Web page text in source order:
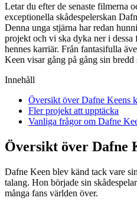
Letar du efter de senaste filmerna
exceptionella skådespelerskan
Denna unga stjärna har redan
projekt och vi ska dyka ner i
hennes karriär. Från fantasifulla
Keen visar gång på gång sin bredd
Innehåll
Översikt över Dafne Keens
Fler projekt att upptäcka
Vanliga frågor om Dafne
Översikt över Dafne
Dafne Keen blev känd tack vare
talang. Hon började sin
många fans världen över.